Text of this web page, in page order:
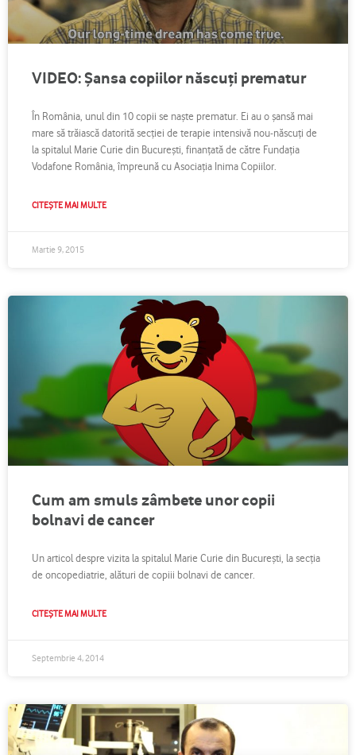
VIDEO: Şansa copiilor născuţi prematur
În România, unul din 10 copii se naşte prematur. Ei au o şansă mai
mare să trăiască datorită secţiei de terapie intensivă nou-născuţi de
la spitalul Marie Curie din Bucureşti, finanţată de către Fundaţia
Vodafone România, împreună cu Asociaţia Inima Copiilor.
CITEȘTE MAI MULTE
Martie 9, 2015
Cum am smuls zâmbete unor copii
bolnavi de cancer
Un articol despre vizita la spitalul Marie Curie din Bucureşti, la secţia
de oncopediatrie, alături de copiii bolnavi de cancer.
CITEȘTE MAI MULTE
Septembrie 4, 2014